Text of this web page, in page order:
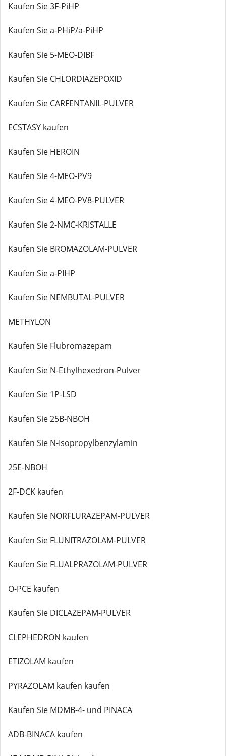
Kaufen Sie 3F-PiHP
Kaufen Sie a-PHiP/a-PiHP
Kaufen Sie 5-MEO-DIBF
Kaufen Sie CHLORDIAZEPOXID
Kaufen Sie CARFENTANIL-PULVER
ECSTASY kaufen
Kaufen Sie HEROIN
Kaufen Sie 4-MEO-PV9
Kaufen Sie 4-MEO-PV8-PULVER
Kaufen Sie 2-NMC-KRISTALLE
Kaufen Sie BROMAZOLAM-PULVER
Kaufen Sie a-PIHP
Kaufen Sie NEMBUTAL-PULVER
METHYLON
Kaufen Sie Flubromazepam
Kaufen Sie N-Ethylhexedron-Pulver
Kaufen Sie 1P-LSD
Kaufen Sie 25B-NBOH
Kaufen Sie N-Isopropylbenzylamin
25E-NBOH
2F-DCK kaufen
Kaufen Sie NORFLURAZEPAM-PULVER
Kaufen Sie FLUNITRAZOLAM-PULVER
Kaufen Sie FLUALPRAZOLAM-PULVER
O-PCE kaufen
Kaufen Sie DICLAZEPAM-PULVER
CLEPHEDRON kaufen
ETIZOLAM kaufen
PYRAZOLAM kaufen kaufen
Kaufen Sie MDMB-4- und PINACA
ADB-BINACA kaufen